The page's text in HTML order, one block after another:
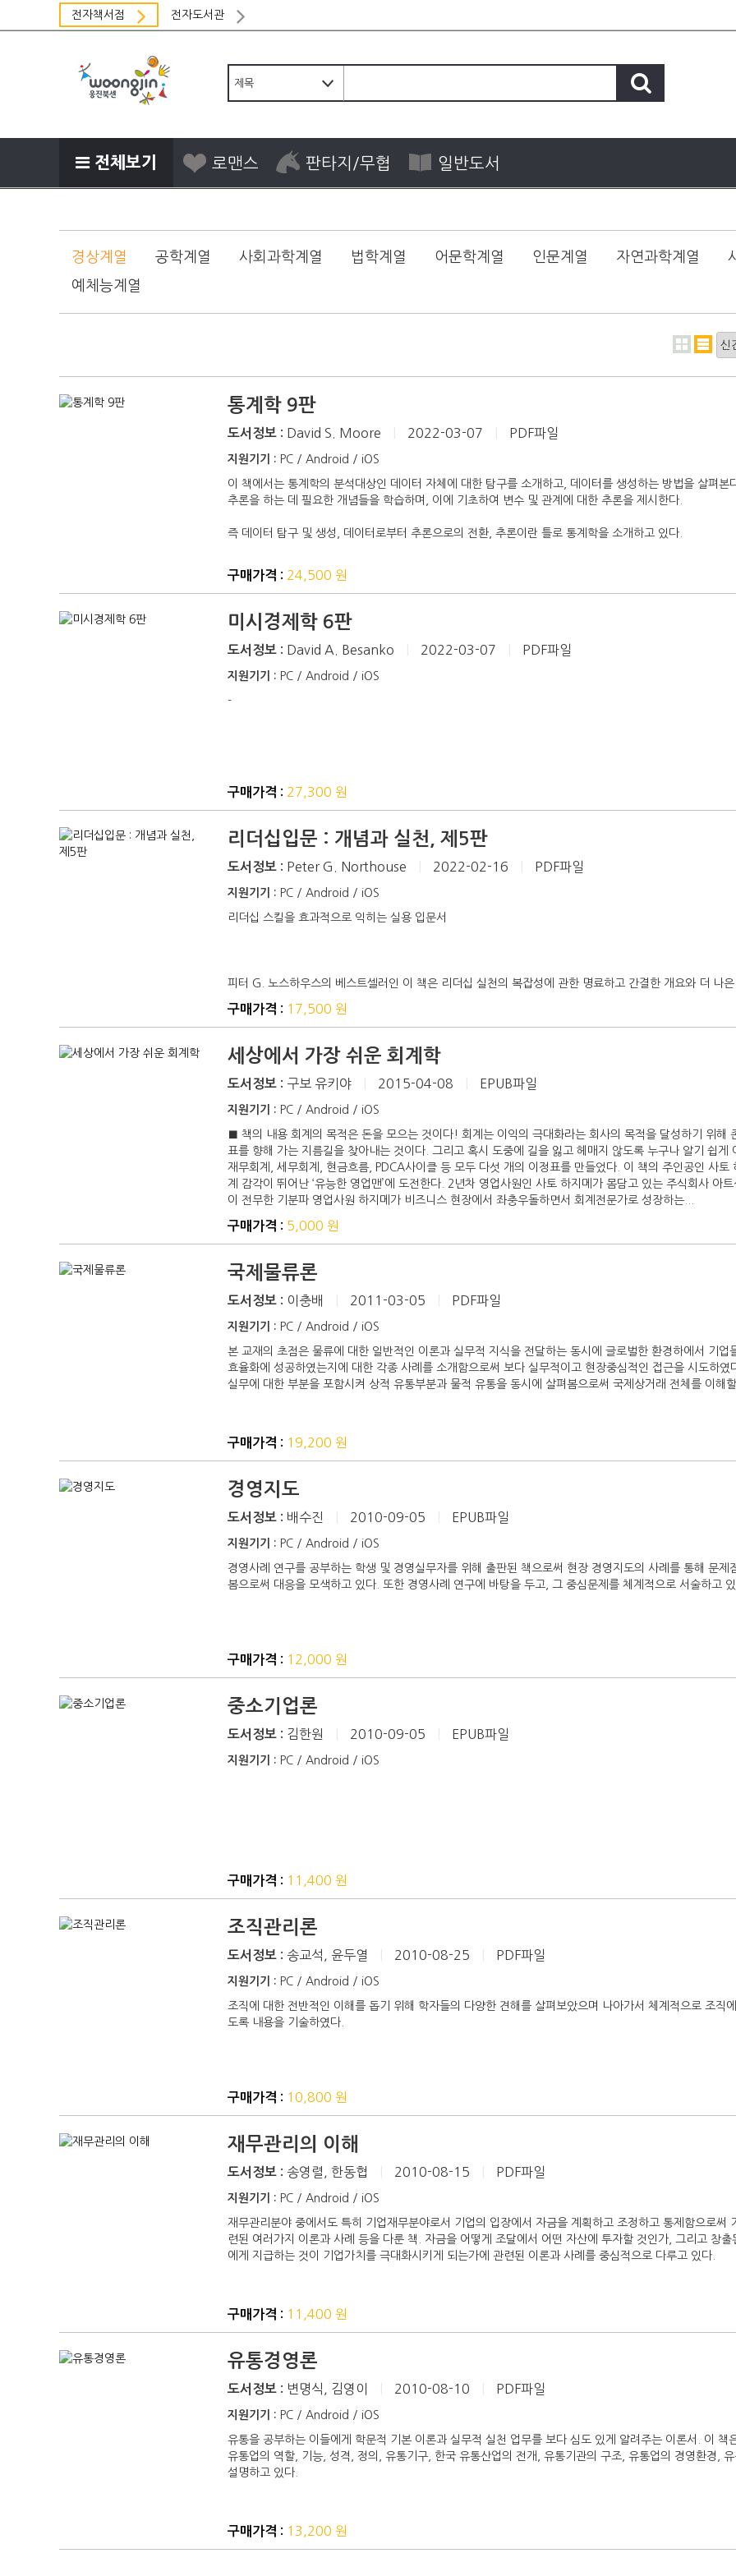
전자책서점 전자도서관
전체보기 로맨스 판타지/무협 일반도서
경상계열 공학계열 사회과학계열 법학계열 어문학계열 인문계열 자연과학계열
예체능계열
통계학 9판
도서정보 : David S. Moore 2022-03-07 PDF파일
지원기기 : PC / Android / iOS
이 책에서는 통계학의 분석대상인 데이터 자체에 대한 탐구를 소개하고, 데이터를 생성하는 방법을 살펴본
추론을 하는 데 필요한 개념들을 학습하며, 이에 기초하여 변수 및 관계에 대한 추론을 제시한다.
즉 데이터 탐구 및 생성, 데이터로부터 추론으로의 전환, 추론이란 틀로 통계학을 소개하고 있다.
구매가격 : 24,500 원
미시경제학 6판
도서정보 : David A. Besanko 2022-03-07 PDF파일
지원기기 : PC / Android / iOS
-
구매가격 : 27,300 원
리더십입문 : 개념과 실천, 제5판
도서정보 : Peter G. Northouse 2022-02-16 PDF파일
지원기기 : PC / Android / iOS
리더십 스킬을 효과적으로 익히는 실용 입문서
피터 G. 노스하우스의 베스트셀러인 이 책은 리더십 실천의 복잡성에 관한 명료하고 간결한 개요와 더 나
구매가격 : 17,500 원
세상에서 가장 쉬운 회계학
도서정보 : 구보 유키야 2015-04-08 EPUB파일
지원기기 : PC / Android / iOS
■ 책의 내용 회계의 목적은 돈을 모으는 것이다! 회계는 이익의 극대화라는 회사의 목적을 달성하기 위해
표를 향해 가는 지름길을 찾아내는 것이다. 그리고 혹시 도중에 길을 잃고 헤매지 않도록 누구나 알기 쉽게
재무회계, 세무회계, 현금흐름, PDCA사이클 등 모두 다섯 개의 이정표를 만들었다. 이 책의 주인공인 사토
계 감각이 뛰어난 ‘유능한 영업맨’에 도전한다. 2년차 영업사원인 사토 하지메가 몸담고 있는 주식회사 아
이 전무한 기분파 영업사원 하지메가 비즈니스 현장에서 좌충우돌하면서 회계전문가로 성장하는...
구매가격 : 5,000 원
국제물류론
도서정보 : 이충배 2011-03-05 PDF파일
지원기기 : PC / Android / iOS
본 교재의 초점은 물류에 대한 일반적인 이론과 실무적 지식을 전달하는 동시에 글로벌한 환경하에서 기업
효율화에 성공하였는지에 대한 각종 사례를 소개함으로써 보다 실무적이고 현장중심적인 접근을 시도하
실무에 대한 부분을 포함시켜 상적 유통부분과 물적 유통을 동시에 살펴봄으로써 국제상거래 전체를 이해
구매가격 : 19,200 원
경영지도
도서정보 : 배수진 2010-09-05 EPUB파일
지원기기 : PC / Android / iOS
경영사례 연구를 공부하는 학생 및 경영실무자를 위해 출판된 책으로써 현장 경영지도의 사례를 통해 문제
봄으로써 대응을 모색하고 있다. 또한 경영사례 연구에 바탕을 두고, 그 중심문제를 체계적으로 서술하고 있
구매가격 : 12,000 원
중소기업론
도서정보 : 김한원 2010-09-05 EPUB파일
지원기기 : PC / Android / iOS
구매가격 : 11,400 원
조직관리론
도서정보 : 송교석, 윤두열 2010-08-25 PDF파일
지원기기 : PC / Android / iOS
조직에 대한 전반적인 이해를 돕기 위해 학자들의 다양한 견해를 살펴보았으며 나아가서 체계적으로 조직
도록 내용을 기술하였다.
구매가격 : 10,800 원
재무관리의 이해
도서정보 : 송영렬, 한동협 2010-08-15 PDF파일
지원기기 : PC / Android / iOS
재무관리분야 중에서도 특히 기업재무분야로서 기업의 입장에서 자금을 계획하고 조정하고 통제함으로써
련된 여러가지 이론과 사례 등을 다룬 책. 자금을 어떻게 조달에서 어떤 자산에 투자할 것인가, 그리고 창
에게 지급하는 것이 기업가치를 극대화시키게 되는가에 관련된 이론과 사례를 중심적으로 다루고 있다.
구매가격 : 11,400 원
유통경영론
도서정보 : 변명식, 김영이 2010-08-10 PDF파일
지원기기 : PC / Android / iOS
유통을 공부하는 이들에게 학문적 기본 이론과 실무적 실천 업무를 보다 심도 있게 알려주는 이론서. 이 책
유통업의 역할, 기능, 성격, 정의, 유통기구, 한국 유통산업의 전개, 유통기관의 구조, 유통업의 경영환경,
설명하고 있다.
구매가격 : 13,200 원